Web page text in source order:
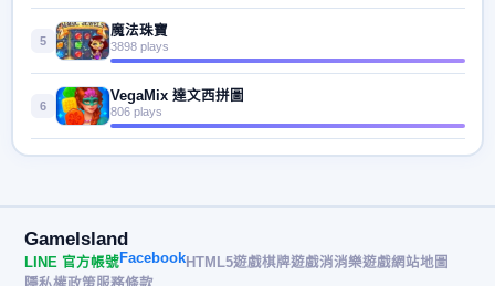
5
魔法珠寶
3898 plays
6
VegaMix 達文西拼圖
806 plays
GameIsland
LINE 官方帳號FacebookHTML5遊戲棋牌遊戲消消樂遊戲網站地圖